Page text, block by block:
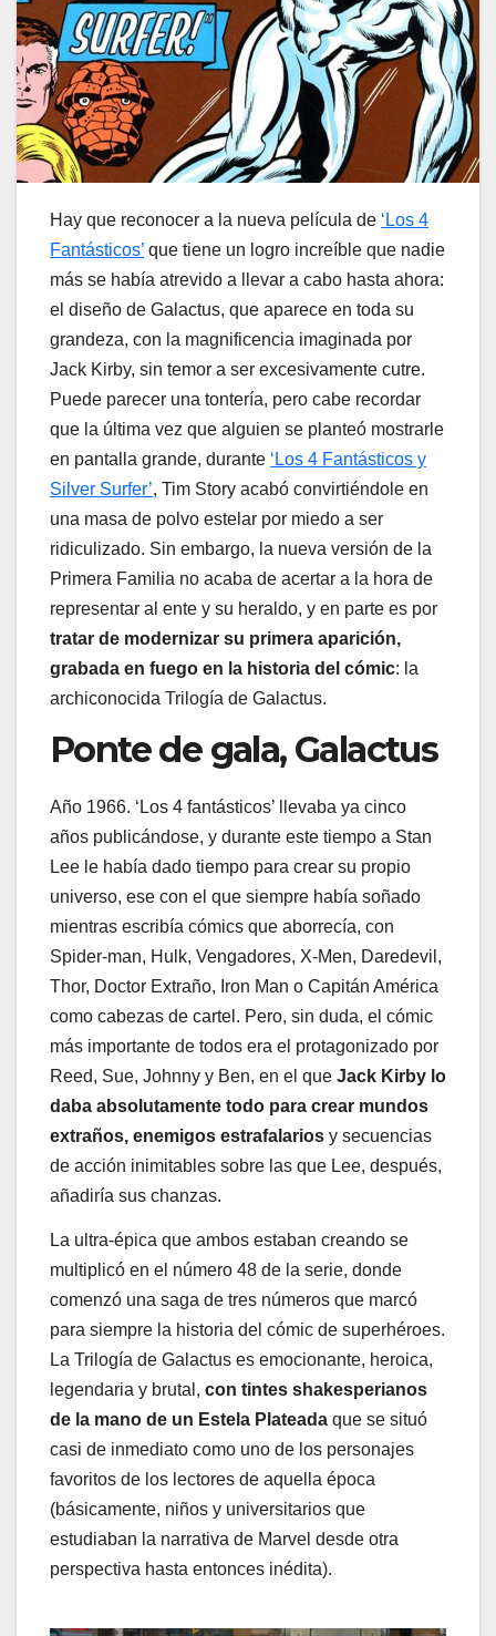
Hay que reconocer a la nueva película de ‘Los 4
Fantásticos’ que tiene un logro increíble que nadie
más se había atrevido a llevar a cabo hasta ahora:
el diseño de Galactus, que aparece en toda su
grandeza, con la magnificencia imaginada por
Jack Kirby, sin temor a ser excesivamente cutre.
Puede parecer una tontería, pero cabe recordar
que la última vez que alguien se planteó mostrarle
en pantalla grande, durante ‘Los 4 Fantásticos y
Silver Surfer’, Tim Story acabó convirtiéndole en
una masa de polvo estelar por miedo a ser
ridiculizado. Sin embargo, la nueva versión de la
Primera Familia no acaba de acertar a la hora de
representar al ente y su heraldo, y en parte es por
tratar de modernizar su primera aparición,
grabada en fuego en la historia del cómic: la
archiconocida Trilogía de Galactus.
Ponte de gala, Galactus
Año 1966. ‘Los 4 fantásticos’ llevaba ya cinco
años publicándose, y durante este tiempo a Stan
Lee le había dado tiempo para crear su propio
universo, ese con el que siempre había soñado
mientras escribía cómics que aborrecía, con
Spider-man, Hulk, Vengadores, X-Men, Daredevil,
Thor, Doctor Extraño, Iron Man o Capitán América
como cabezas de cartel. Pero, sin duda, el cómic
más importante de todos era el protagonizado por
Reed, Sue, Johnny y Ben, en el que Jack Kirby lo
daba absolutamente todo para crear mundos
extraños, enemigos estrafalarios y secuencias
de acción inimitables sobre las que Lee, después,
añadiría sus chanzas.
La ultra-épica que ambos estaban creando se
multiplicó en el número 48 de la serie, donde
comenzó una saga de tres números que marcó
para siempre la historia del cómic de superhéroes.
La Trilogía de Galactus es emocionante, heroica,
legendaria y brutal, con tintes shakesperianos
de la mano de un Estela Plateada que se situó
casi de inmediato como uno de los personajes
favoritos de los lectores de aquella época
(básicamente, niños y universitarios que
estudiaban la narrativa de Marvel desde otra
perspectiva hasta entonces inédita).